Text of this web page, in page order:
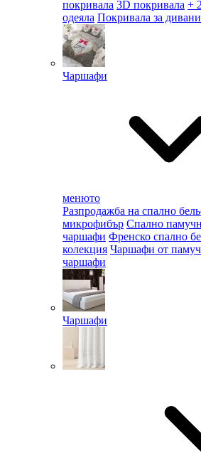
покривала 3D покривала +
одеяла Покривала за дивани
Чаршафи
менюто
Разпродажба на спално
микрофибър Спално
чаршафи Френско спално
колекция Чаршафи от
чаршафи
Чаршафи